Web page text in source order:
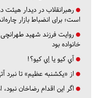
رهبرانقلاب در دیدار
است؛ برای انضباط بازار
روایت فرزند شهید
خانواده بود
آي كيو يا اِي كيو؟!
از «یکشنبه عظیم» تا نبرد
اگر این اقدام رضاخان نبود،